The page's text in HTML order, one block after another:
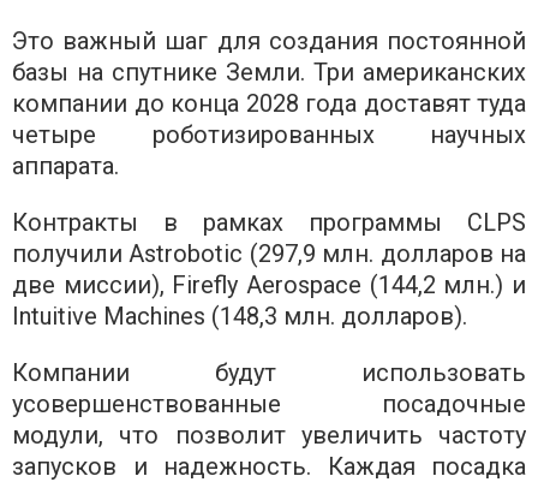
Это важный шаг для создания постоянной
базы на спутнике Земли. Три американских
компании до конца 2028 года доставят туда
четыре роботизированных научных
аппарата.
Контракты в рамках программы CLPS
получили Astrobotic (297,9 млн. долларов на
две миссии), Firefly Aerospace (144,2 млн.) и
Intuitive Machines (148,3 млн. долларов).
Компании будут использовать
усовершенствованные посадочные
модули, что позволит увеличить частоту
запусков и надежность. Каждая посадка